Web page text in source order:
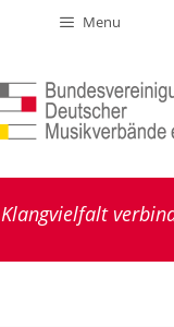
Menu
Klangvielfalt